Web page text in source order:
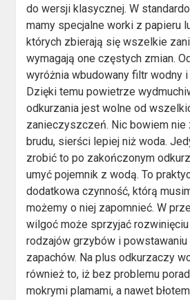
do wersji klasycznej. W
mamy specjalne worki z papieru
których zbierają się wszelkie
wymagają one częstych zmian.
wyróżnia wbudowany filtr wodny
Dzięki temu powietrze
odkurzania jest wolne od
zanieczyszczeń. Nic bowiem nie
brudu, sierści lepiej niż woda.
zrobić to po zakończonym
umyć pojemnik z wodą. To
dodatkowa czynność, którą
możemy o niej zapomnieć. W
wilgoć może sprzyjać
rodzajów grzybów i
zapachów. Na plus odkurzaczy
również to, iż bez problemu
mokrymi plamami, a nawet